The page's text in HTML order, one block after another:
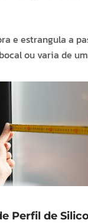
e estrangula a
ou varia de
Perfil de